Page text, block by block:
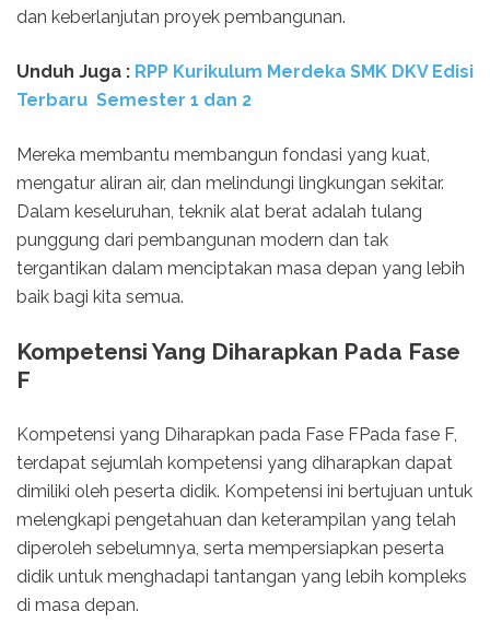
dan keberlanjutan proyek pembangunan.
Unduh Juga : RPP Kurikulum Merdeka SMK DKV Edisi
Terbaru Semester 1 dan 2
Mereka membantu membangun fondasi yang kuat,
mengatur aliran air, dan melindungi lingkungan sekitar.
Dalam keseluruhan, teknik alat berat adalah tulang
punggung dari pembangunan modern dan tak
tergantikan dalam menciptakan masa depan yang lebih
baik bagi kita semua.
Kompetensi Yang Diharapkan Pada Fase
F
Kompetensi yang Diharapkan pada Fase FPada fase F,
terdapat sejumlah kompetensi yang diharapkan dapat
dimiliki oleh peserta didik. Kompetensi ini bertujuan untuk
melengkapi pengetahuan dan keterampilan yang telah
diperoleh sebelumnya, serta mempersiapkan peserta
didik untuk menghadapi tantangan yang lebih kompleks
di masa depan.